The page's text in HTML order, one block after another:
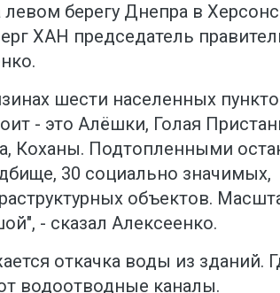
берегу Днепра в
ХАН председатель
шести населенных
- это Алёшки, Голая
Коханы. Подтопленными
30 социально значимых,
объектов.
- сказал Алексеенко.
откачка воды из зданий.
водоотводные каналы.